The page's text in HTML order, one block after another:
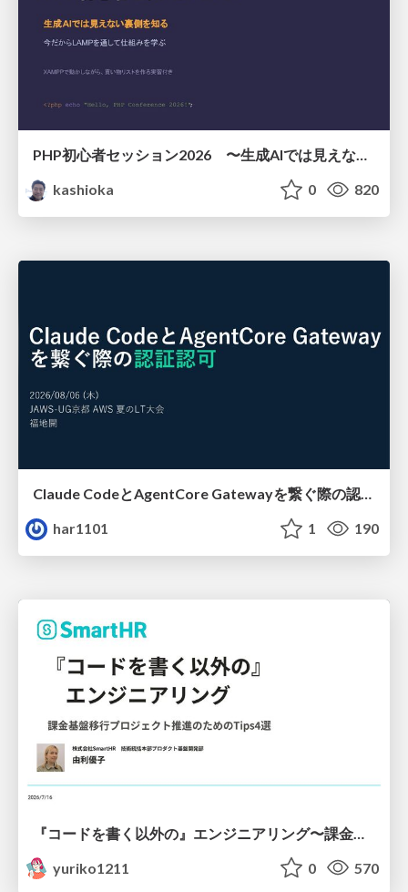
kashioka
0 820
Claude CodeとAgentCore Gatewayを繋ぐ際の認証認可 / Authentication and authorization when connecting Claude Code with AgentCore Gateway
har1101
1 190
yuriko1211
0 570